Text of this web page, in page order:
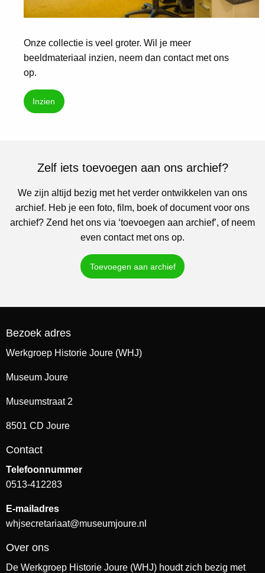
Onze collectie is veel groter. Wil je meer
beeldmateriaal inzien, neem dan contact met ons
op.
Inzien
Zelf iets toevoegen aan ons archief?
We zijn altijd bezig met het verder ontwikkelen van ons
archief. Heb je een foto, film, boek of document voor ons
archief? Zend het ons via ‘toevoegen aan archief’, of neem
even contact met ons op.
Toevoegen aan archief
Bezoek adres
Werkgroep Historie Joure (WHJ)
Museum Joure
Museumstraat 2
8501 CD Joure
Contact
Telefoonnummer
0513-412283
E-mailadres
whjsecretariaat@museumjoure.nl
Over ons
De Werkgroep Historie Joure (WHJ) houdt zich bezig met